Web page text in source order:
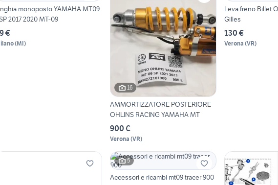
monoposto YAMAHA MT09
2017 2020 MT-09
€
(MI)
16
AMMORTIZZATORE POSTERIORE
OHLINS RACING YAMAHA MT
900 €
Verona (VR)
Leva freno Billet
Gilles
130 €
Verona (VR)
5
Accessori e ricambi mt09 tracer 900